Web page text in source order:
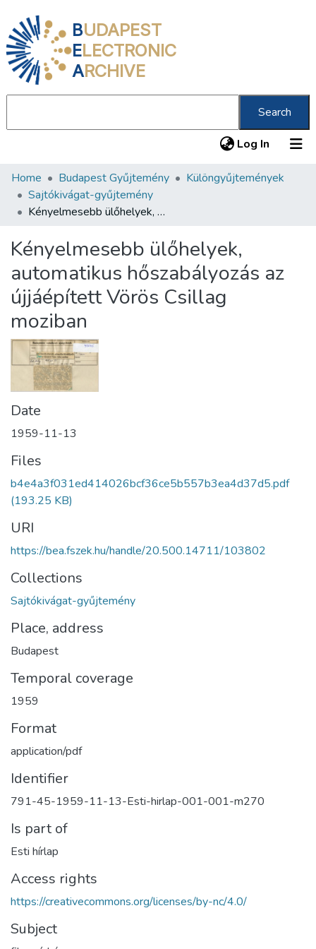
BUDAPEST
ELECTRONIC
ARCHIVE
Search
Log In (current)
Communities & Collections
All of DSpace
About us
Home Budapest Gyűjtemény
Különgyűjtemények
Sajtókivágat-gyűjtemény
Kényelmesebb ülőhelyek, automatikus hőszabályozás az újjáépített Vörös Csillag moziban
Kényelmesebb ülőhelyek,
automatikus hőszabályozás az
újjáépített Vörös Csillag
moziban
Date
1959-11-13
Files
b4e4a3f031ed414026bcf36ce5b557b3ea4d37d5.pdf
(193.25 KB)
URI
https://bea.fszek.hu/handle/20.500.14711/103802
Collections
Sajtókivágat-gyűjtemény
Place, address
Budapest
Temporal coverage
1959
Format
application/pdf
Identifier
791-45-1959-11-13-Esti-hirlap-001-001-m270
Is part of
Esti hírlap
Access rights
https://creativecommons.org/licenses/by-nc/4.0/
Subject